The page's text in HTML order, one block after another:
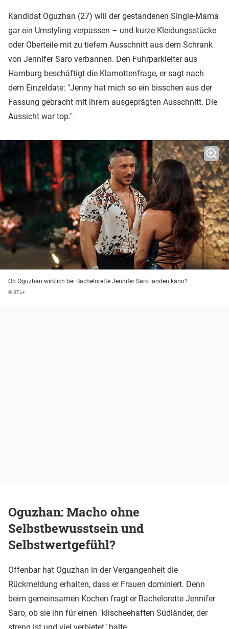
Kandidat Oguzhan (27) will der gestandenen Single-Mama
gar ein Umstyling verpassen – und kurze Kleidungsstücke
oder Oberteile mit zu tiefem Ausschnitt aus dem Schrank
von Jennifer Saro verbannen. Den Fuhrparkleiter aus
Hamburg beschäftigt die Klamottenfrage, er sagt nach
dem Einzeldate: "Jenny hat mich so ein bisschen aus der
Fassung gebracht mit ihrem ausgeprägten Ausschnitt. Die
Aussicht war top."
Ob Oguzhan wirklich bei Bachelorette Jennifer Saro landen kann?
© RTL+
Oguzhan: Macho ohne
Selbstbewusstsein und
Selbstwertgefühl?
Offenbar hat Oguzhan in der Vergangenheit die
Rückmeldung erhalten, dass er Frauen dominiert. Denn
beim gemeinsamen Kochen fragt er Bachelorette Jennifer
Saro, ob sie ihn für einen "klischeehaften Südländer, der
streng ist und viel verbietet" halte.